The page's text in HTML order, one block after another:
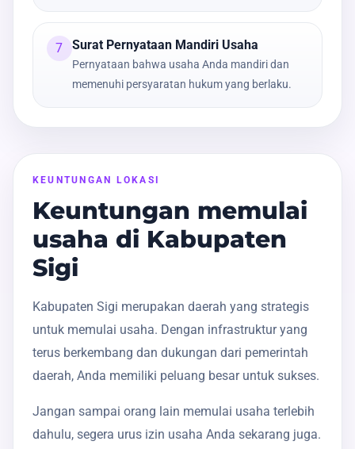
7 Surat Pernyataan Mandiri Usaha
Pernyataan bahwa usaha Anda mandiri dan
memenuhi persyaratan hukum yang berlaku.
KEUNTUNGAN LOKASI
Keuntungan memulai
usaha di Kabupaten
Sigi
Kabupaten Sigi merupakan daerah yang strategis
untuk memulai usaha. Dengan infrastruktur yang
terus berkembang dan dukungan dari pemerintah
daerah, Anda memiliki peluang besar untuk sukses.
Jangan sampai orang lain memulai usaha terlebih
dahulu, segera urus izin usaha Anda sekarang juga.